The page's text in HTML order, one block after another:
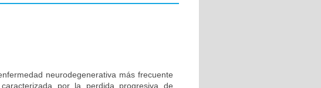
neurodegenerativa más frecuente
por la perdida progresiva de